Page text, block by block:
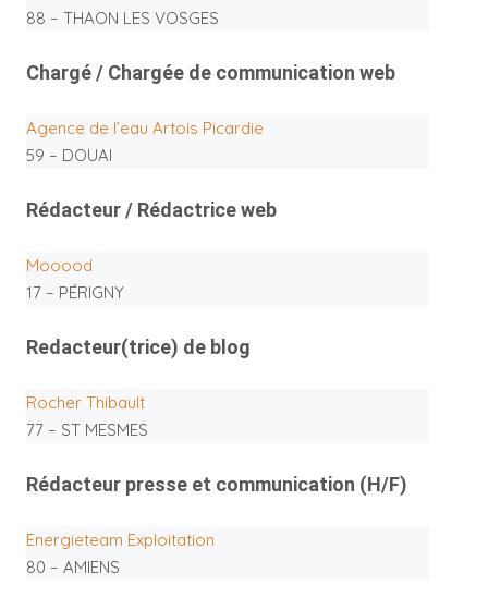
88 – THAON LES VOSGES
Chargé / Chargée de communication web
Agence de l’eau Artois Picardie
59 – DOUAI
Rédacteur / Rédactrice web
Mooood
17 – PÉRIGNY
Redacteur(trice) de blog
Rocher Thibault
77 – ST MESMES
Rédacteur presse et communication (H/F)
Energieteam Exploitation
80 – AMIENS